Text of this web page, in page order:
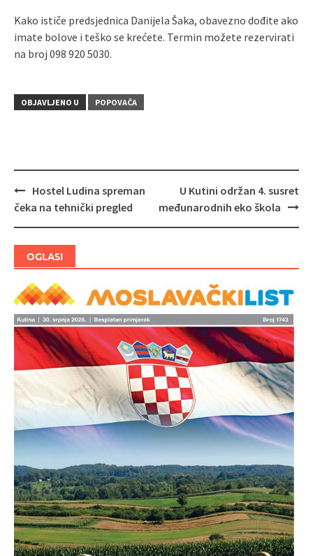
Kako ističe predsjednica Danijela Šaka, obavezno dođite ako
imate bolove i teško se krećete. Termin možete rezervirati
na broj 098 920 5030.
OBJAVLJENO U POPOVAČA
Navigacija
Hostel Ludina spreman
čeka na tehnički pregled
U Kutini održan 4. susret
međunarodnih eko škola
OGLASI